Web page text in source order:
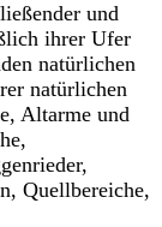
und
ihrer Ufer
natürlichen
natürlichen
Altarme und
Quellbereiche,